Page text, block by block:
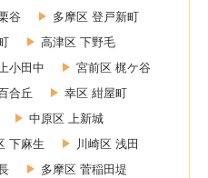
谷
多摩区 登戸新町
高津区 下野毛
小田中
宮前区 梶ケ谷
合丘
幸区 紺屋町
中原区 上新城
下麻生
川崎区 浅田
多摩区 菅稲田堤